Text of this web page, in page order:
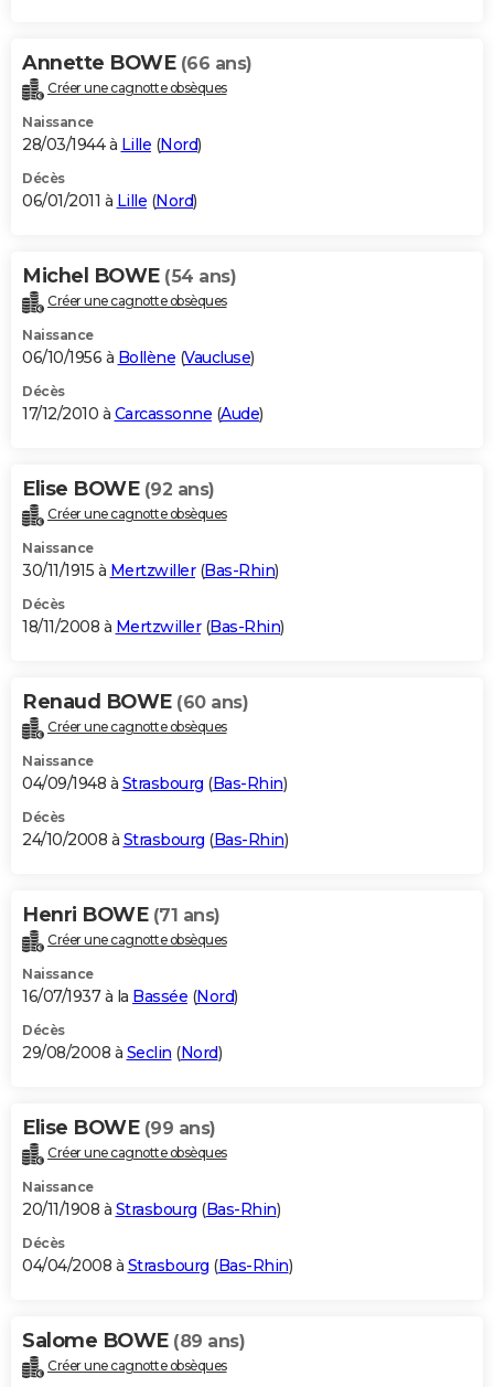
Annette BOWE (66 ans)
Créer une cagnotte obsèques
Naissance
28/03/1944 à Lille (Nord)
Décès
06/01/2011 à Lille (Nord)
Michel BOWE (54 ans)
Créer une cagnotte obsèques
Naissance
06/10/1956 à Bollène (Vaucluse)
Décès
17/12/2010 à Carcassonne (Aude)
Elise BOWE (92 ans)
Créer une cagnotte obsèques
Naissance
30/11/1915 à Mertzwiller(Bas-Rhin)
Décès
18/11/2008 à Mertzwiller(Bas-Rhin)
Renaud BOWE (60 ans)
Créer une cagnotte obsèques
Naissance
04/09/1948 à Strasbourg (Bas-Rhin)
Décès
24/10/2008 à Strasbourg (Bas-Rhin)
Henri BOWE (71 ans)
Créer une cagnotte obsèques
Naissance
16/07/1937 à la Bassée (Nord)
Décès
29/08/2008 à Seclin (Nord)
Elise BOWE (99 ans)
Créer une cagnotte obsèques
Naissance
20/11/1908 à Strasbourg (Bas-Rhin)
Décès
04/04/2008 à Strasbourg (Bas-Rhin)
Salome BOWE (89 ans)
Créer une cagnotte obsèques